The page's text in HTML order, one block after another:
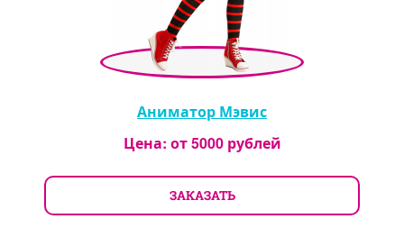
Аниматор Мэвис
Цена: от5000рублей
ЗАКАЗАТЬ